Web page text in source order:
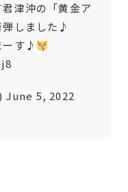
津沖の「黄金ア
弾しました♪
ーす♪
June 5, 2022